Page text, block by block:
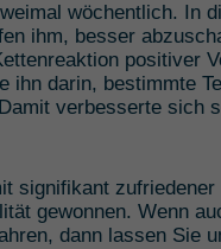
wöchentlich. In
ihm, besser
positiver
darin, bestimmte
verbesserte sich
signifikant
gewonnen. Wenn
dann lassen Sie